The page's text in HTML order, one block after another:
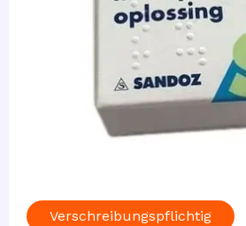
Verschreibungspflichtig